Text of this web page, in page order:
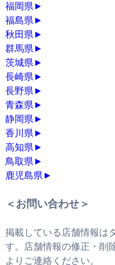
福岡県 ►
福島県 ►
秋田県 ►
群馬県 ►
茨城県 ►
長崎県 ►
長野県 ►
青森県 ►
静岡県 ►
香川県 ►
高知県 ►
鳥取県 ►
鹿児島県 ►
＜お問い合わせ＞
掲載している店舗情報は
す。店舗情報の修正・削
よりご連絡ください。